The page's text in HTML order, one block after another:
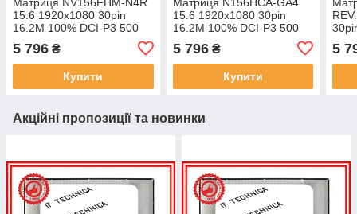
15.6 1920x1080 30pin
16.2M 100% DCI-P3 500
5 796 ₴
Купити
15.6 1920x1080 30pin
16.2M 100% DCI-P3 500
5 796₴
Купити
5
Акційні пропозиції та новинки